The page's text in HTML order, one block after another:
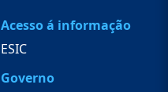
Acesso á informação
ESIC
Governo